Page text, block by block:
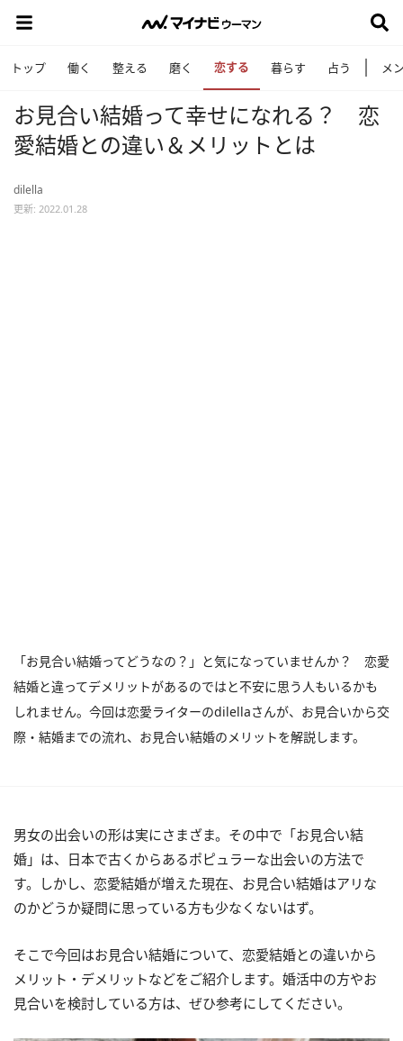
トップ 働く 整える 磨く 恋する 暮らす 占う メ
お見合い結婚って幸せになれる？ 恋
愛結婚との違い＆メリットとは
dilella
更新: 2022.01.28
「お見合い結婚ってどうなの？」と気になっていませんか？ 恋愛
結婚と違ってデメリットがあるのではと不安に思う人もいるかも
しれません。今回は恋愛ライターのdilellaさんが、お見合いから交
際・結婚までの流れ、お見合い結婚のメリットを解説します。
男女の出会いの形は実にさまざま。その中で「お見合い結
婚」は、日本で古くからあるポピュラーな出会いの方法で
す。しかし、恋愛結婚が増えた現在、お見合い結婚はアリな
のかどうか疑問に思っている方も少なくないはず。
そこで今回はお見合い結婚について、恋愛結婚との違いから
メリット・デメリットなどをご紹介します。婚活中の方やお
見合いを検討している方は、ぜひ参考にしてください。